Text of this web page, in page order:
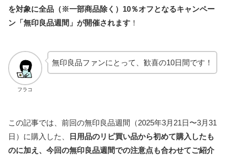
を対象に全品（※一部商品除く）10％オフとなるキャンペー
ン「無印良品週間」が開催されます ！
フラコ
無印良品ファンにとって、歓喜の10日間です！
この記事では、前回の無印良品週間（2025年3月21日〜3月31
日）に購入した、
日用品のリピ買い品から初めて購入したも
のに加え、今回の無印良品週間での注意点も合わせてご紹介